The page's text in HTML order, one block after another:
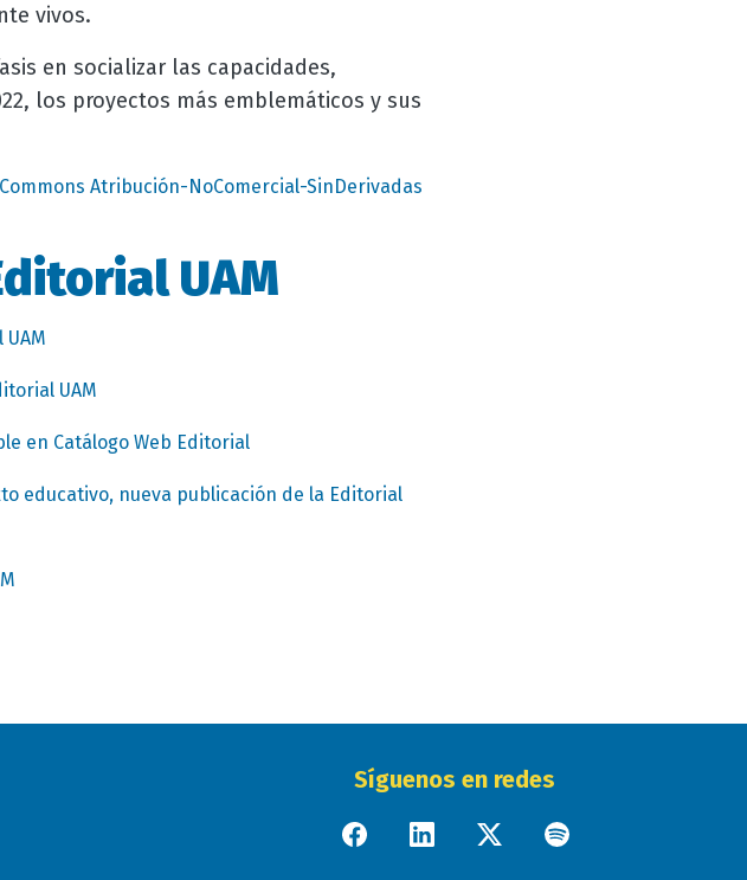
vivos.
en socializar las capacidades,
los proyectos más emblemáticos y sus
Atribución-NoComercial-SinDerivadas
UAM
UAM
en Catálogo Web Editorial
educativo, nueva publicación de la Editorial
Síguenos en redes